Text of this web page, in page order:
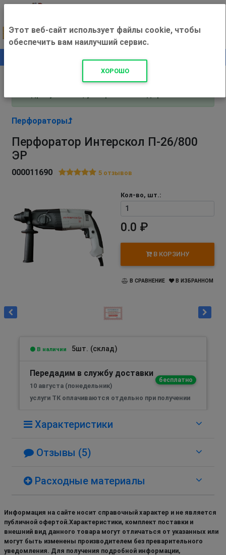
+500 ₽
Внимание! С 3 августа магазин работает по
Перфораторы
Перфоратор Интерскол П-26/800
ЭР
000011690 5 отзывов
Кол-во, шт.:
0.0 ₽
В КОРЗИНУ
В СРАВНЕНИЕ В ИЗБРАННОМ
В наличии 5шт. (склад)
Передадим в службу доставки
бесплатно
10 августа (понедельник)
услуги ТК оплачиваются отдельно при получении
Характеристики
Отзывы (5)
Расходные материалы
Информация на сайте носит справочный характер и не является
публичной офертой.Характеристики, комплект поставки и
внешний вид данного товара могут отличаться от указанных или
могут быть изменены производителем без преварительного
уведомления. Для получения подробной информации,
Этот веб-сайт использует файлы cookie, чтобы
обеспечить вам наилучший сервис.
ХОРОШО